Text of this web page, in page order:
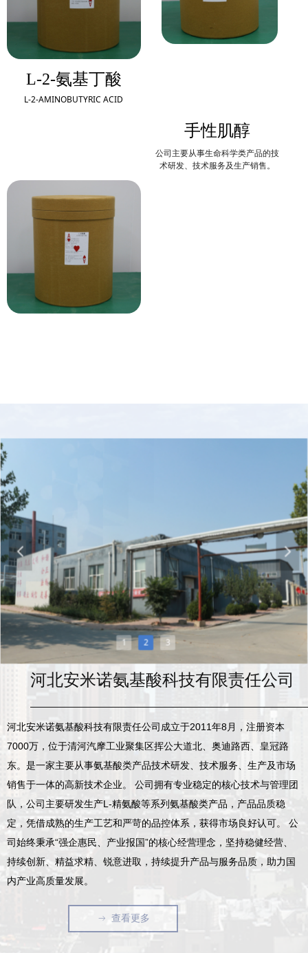
L-2-氨基丁酸
L-2-AMINOBUTYRIC ACID
手性肌醇
公司主要从事生命科学类产品的技
术研发、技术服务及生产销售。
1 2 3
넳 넲
河北安米诺氨基酸科技有限责任公司
查看更多
河北安米诺氨基酸科技有限责任公司成立于2011年8月，注册资本
7000万，位于清河汽摩工业聚集区挥公大道北、奥迪路西、皇冠路
东。是一家主要从事氨基酸类产品技术研发、技术服务、生产及市场
销售于一体的高新技术企业。 公司拥有专业稳定的核心技术与管理团
队，公司主要研发生产L-精氨酸等系列氨基酸类产品，产品品质稳
定，凭借成熟的生产工艺和严苛的品控体系，获得市场良好认可。 公
司始终秉承“强企惠民、产业报国”的核心经营理念，坚持稳健经营、
持续创新、精益求精、锐意进取，持续提升产品与服务品质，助力国
内产业高质量发展。